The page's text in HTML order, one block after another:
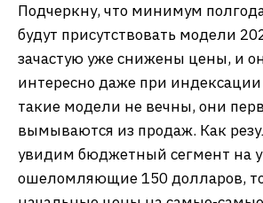
Можно рвать на себя волосы,
производителей или ИИ-бум,
роста цен на память, но надо
реальность полностью
сказать простую штуку:
ценам не будет, причем нигде в
изменения в бюджетном
рассмотрели, позволяют